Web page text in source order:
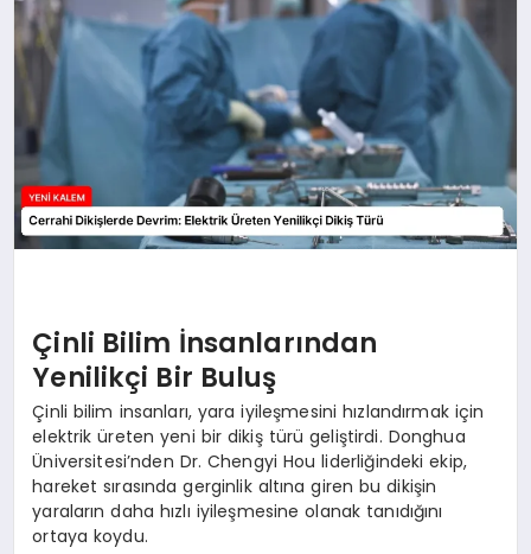
MAGAZİN
EĞİTİM
Çinli Bilim İnsanlarından
Yenilikçi Bir Buluş
Çinli bilim insanları, yara iyileşmesini hızlandırmak için
elektrik üreten yeni bir dikiş türü geliştirdi. Donghua
Üniversitesi’nden Dr. Chengyi Hou liderliğindeki ekip,
hareket sırasında gerginlik altına giren bu dikişin
yaraların daha hızlı iyileşmesine olanak tanıdığını
ortaya koydu.